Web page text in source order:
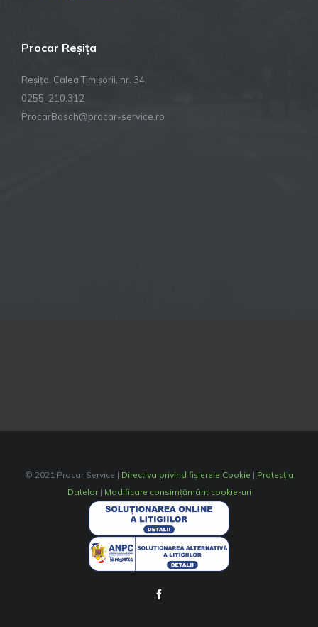
Procar Reșița
Reșița, Calea Timișorii, nr. 34
0255-210.312
ProcarBosch@procar-service.ro
© 2021 Procar Service | Directiva privind fișierele Cookie | Protecția
Datelor| Modificare consimțământ cookie-uri